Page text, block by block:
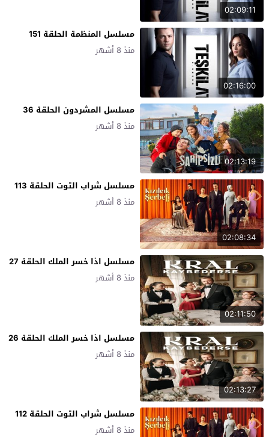
02:09:11
02:16:00
مسلسل المنظمة الحلقة 151
منذ 8 أشهر
02:13:19
مسلسل المشردون الحلقة 36
منذ 8 أشهر
02:08:34
مسلسل شراب التوت الحلقة 113
منذ 8 أشهر
02:11:50
مسلسل اذا خسر الملك الحلقة 27
منذ 8 أشهر
02:13:27
مسلسل اذا خسر الملك الحلقة 26
منذ 8 أشهر
مسلسل شراب التوت الحلقة 112
منذ 8 أشهر